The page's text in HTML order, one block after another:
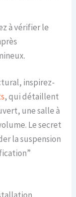
à vérifier le
inspirez-
, qui détaillent
une salle à
Le secret
la suspension